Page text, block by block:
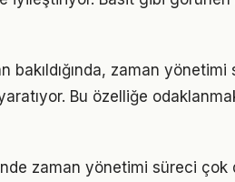
bakıldığında, zaman
Bu özelliğe
zaman yönetimi süreci çok